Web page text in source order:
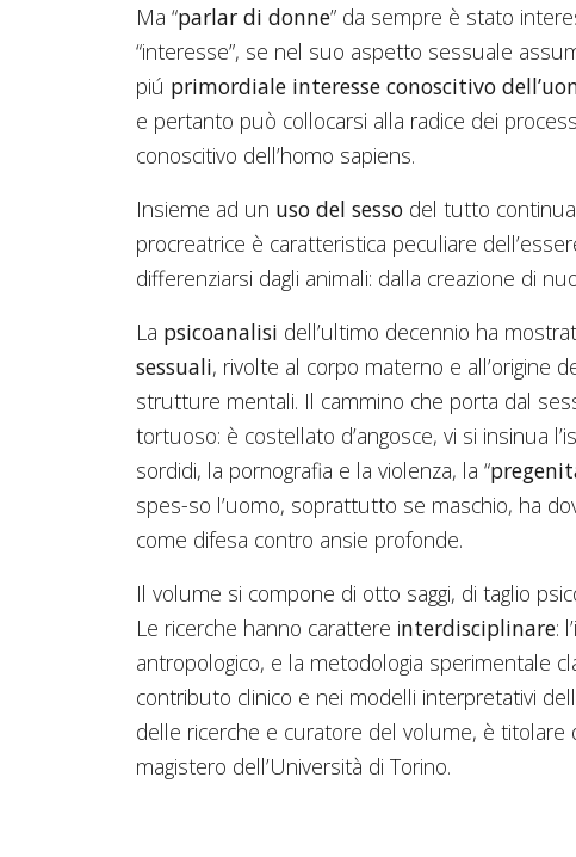
Ma “parlar di donne” da sempre è stato
“interesse”, se nel suo aspetto sessuale
piú primordiale interesse conoscitivo
e pertanto può collocarsi alla radice dei
conoscitivo dell’homo sapiens.
Insieme ad un uso del sesso del tutto
procreatrice è caratteristica peculiare
differenziarsi dagli animali: dalla creazione di
La psicoanalisi dell’ultimo decennio ha
sessuali, rivolte al corpo materno e all’origine
strutture mentali. Il cammino che porta dal
tortuoso: è costellato d’angosce, vi si insinua
sordidi, la pornografia e la violenza, la “
spes-so l’uomo, soprattutto se maschio, ha
come difesa contro ansie profonde.
Il volume si compone di otto saggi, di taglio
Le ricerche hanno carattere interdisciplinare:
antropologico, e la metodologia sperimentale
contributo clinico e nei modelli interpretativi
delle ricerche e curatore del volume, è titolare
magistero dell’Università di Torino.